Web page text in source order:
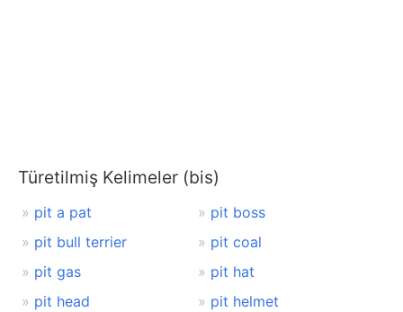
Türetilmiş Kelimeler (bis)
pit a pat
pit boss
pit bull terrier
pit coal
pit gas
pit hat
pit head
pit helmet